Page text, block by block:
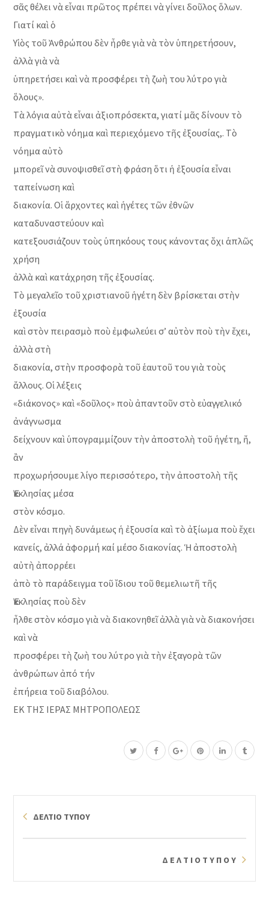
σᾶς θέλει νὰ εἶναι πρῶτος πρέπει νὰ γίνει δοῦλος ὅλων.
Γιατί καὶ ὁ
Υἱὸς τοῦ Ἀνθρώπου δὲν ἦρθε γιὰ νὰ τὸν ὑπηρετήσουν,
ἀλλὰ γιὰ νὰ
ὑπηρετήσει καὶ νὰ προσφέρει τὴ ζωὴ του λύτρο γιὰ
ὅλους».
Τὰ λόγια αὐτὰ εἶναι ἀξιοπρόσεκτα, γιατί μᾶς δίνουν τὸ
πραγματικὸ νόημα καὶ περιεχόμενο τῆς ἐξουσίας,. Τὸ
νόημα αὐτὸ
μπορεῖ νὰ συνοψισθεῖ στὴ φράση ὅτι ἡ ἐξουσία εἶναι
ταπείνωση καὶ
διακονία. Οἱ ἄρχοντες καὶ ἡγέτες τῶν ἐθνῶν
καταδυναστεύουν καὶ
κατεξουσιάζουν τοὺς ὑπηκόους τους κάνοντας ὄχι ἁπλῶς
χρήση
ἀλλὰ καὶ κατάχρηση τῆς ἐξουσίας.
Τὸ μεγαλεῖο τοῦ χριστιανοῦ ἡγέτη δὲν βρίσκεται στὴν
ἐξουσία
καὶ στὸν πειρασμὸ ποὺ ἐμφωλεύει σ’ αὐτὸν ποὺ τὴν ἔχει,
ἀλλὰ στὴ
διακονία, στὴν προσφορὰ τοῦ ἑαυτοῦ του γιὰ τοὺς
ἄλλους. Οἱ λέξεις
«διάκονος» καὶ «δοῦλος» ποὺ ἀπαντοῦν στὸ εὐαγγελικό
ἀνάγνωσμα
δείχνουν καὶ ὑπογραμμίζουν τὴν ἀποστολὴ τοῦ ἡγέτη, ἤ,
ἂν
προχωρήσουμε λίγο περισσότερο, τὴν ἀποστολὴ τῆς
Ἐκκλησίας μέσα
στὸν κόσμο.
Δὲν εἶναι πηγὴ δυνάμεως ἡ ἐξουσία καὶ τὸ ἀξίωμα ποὺ ἔχει
κανείς, ἀλλά ἀφορμή καί μέσο διακονίας. Ἡ ἀποστολὴ
αὐτὴ ἀπορρέει
ἀπὸ τὸ παράδειγμα τοῦ ἴδιου τοῦ θεμελιωτῆ τῆς
Ἐκκλησίας ποὺ δὲν
ἦλθε στὸν κόσμο γιὰ νὰ διακονηθεῖ ἀλλὰ γιὰ νὰ διακονήσει
καὶ νὰ
προσφέρει τὴ ζωὴ του λύτρο γιὰ τὴν ἐξαγορὰ τῶν
ἀνθρώπων ἀπό τήν
ἐπήρεια τοῦ διαβόλου.
ΕΚ ΤΗΣ ΙΕΡΑΣ ΜΗΤΡΟΠΟΛΕΩΣ
ΔΕΛΤΙΟ ΤΥΠΟΥ
Δ Ε Λ Τ Ι Ο Τ Υ Π Ο Υ